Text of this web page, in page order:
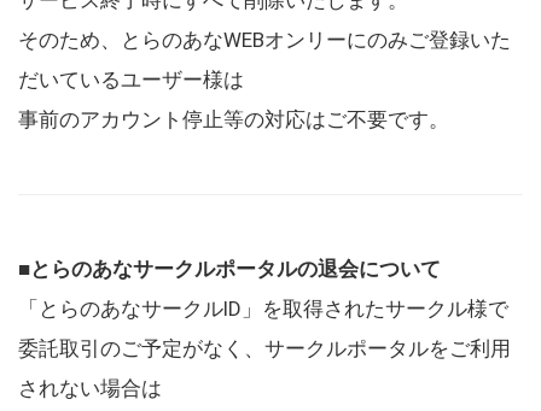
そのため、とらのあなWEBオンリーにのみご登録いた
だいているユーザー様は
事前のアカウント停止等の対応はご不要です。
■とらのあなサークルポータルの退会について
「とらのあなサークルID」を取得されたサークル様で
委託取引のご予定がなく、サークルポータルをご利用
されない場合は